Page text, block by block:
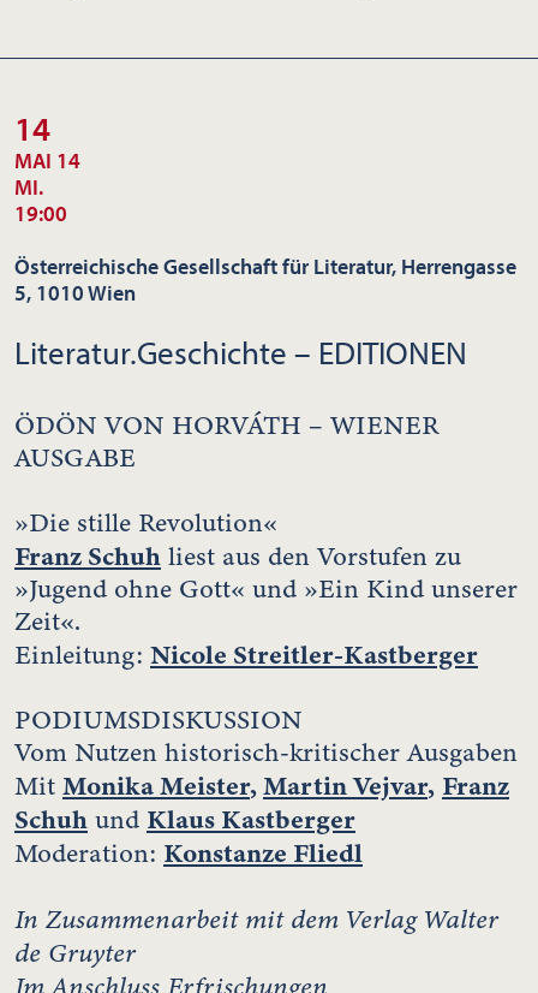
14
MAI 14
MI.
19:00
Österreichische Gesellschaft für Literatur, Herrengasse
5, 1010 Wien
Literatur.Geschichte – EDITIONEN
ÖDÖN VON HORVÁTH – WIENER
AUSGABE
»Die stille Revolution«
Franz Schuh liest aus den Vorstufen zu
»Jugend ohne Gott« und »Ein Kind unserer
Zeit«.
Einleitung: Nicole Streitler-Kastberger
PODIUMSDISKUSSION
Vom Nutzen historisch-kritischer Ausgaben
Mit Monika Meister,Martin Vejvar, Franz
Schuh und Klaus Kastberger
Moderation: Konstanze Fliedl
In Zusammenarbeit mit dem Verlag Walter
de Gruyter